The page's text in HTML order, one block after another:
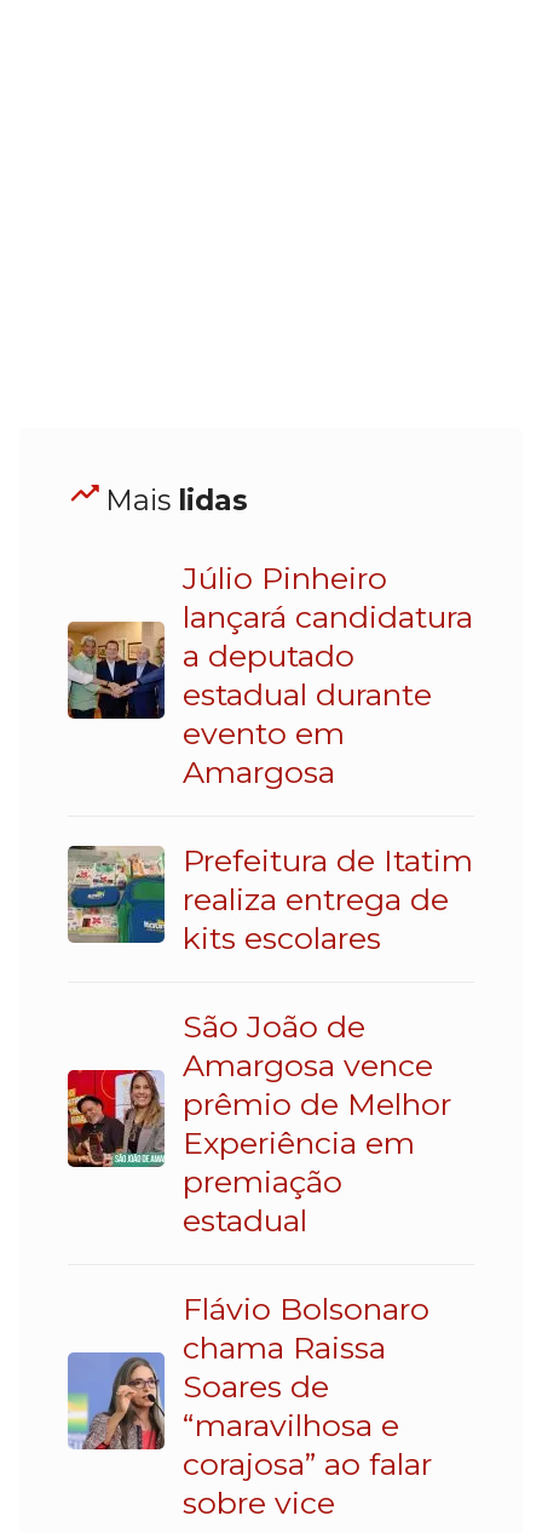
Mais lidas
Júlio Pinheiro
lançará candidatura
a deputado
estadual durante
evento em
Amargosa
Prefeitura de Itatim
realiza entrega de
kits escolares
São João de
Amargosa vence
prêmio de Melhor
Experiência em
premiação
estadual
Flávio Bolsonaro
chama Raissa
Soares de
“maravilhosa e
corajosa” ao falar
sobre vice